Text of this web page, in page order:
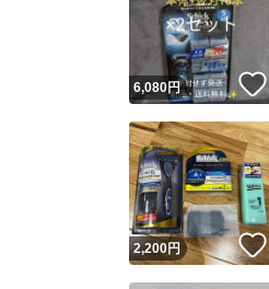
6,080円
2,200円